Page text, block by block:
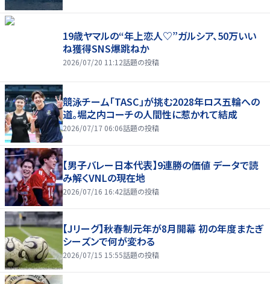
19歳ヤマルの“年上恋人♡”ガルシア、50万いい
ね獲得SNS爆跳ねか
2026/07/20 11:12話題の投稿
競泳チーム「TASC」が挑む2028年ロス五輪への
道。堀之内コーチの人間性に惹かれて結成
2026/07/17 06:06話題の投稿
【男子バレー日本代表】9連勝の価値 データで読
み解くVNLの現在地
2026/07/16 16:42話題の投稿
【Jリーグ】秋春制元年が8月開幕 初の年度またぎ
シーズンで何が変わる
2026/07/15 15:55話題の投稿